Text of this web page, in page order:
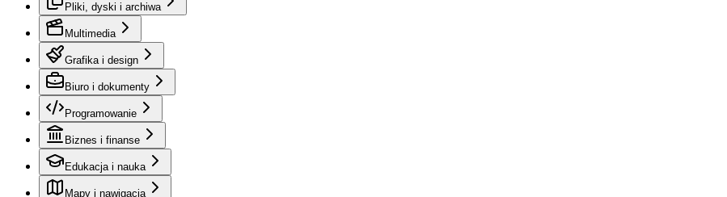
Pliki, dyski i archiwa
Multimedia
Grafika i design
Biuro i dokumenty
Programowanie
Biznes i finanse
Edukacja i nauka
Mapy i nawigacja